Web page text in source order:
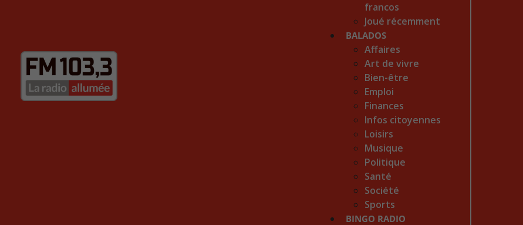
francos
Joué récemment
BALADOS
Affaires
Art de vivre
Bien-être
Emploi
Finances
Infos citoyennes
Loisirs
Musique
Politique
Santé
Société
Sports
BINGO RADIO